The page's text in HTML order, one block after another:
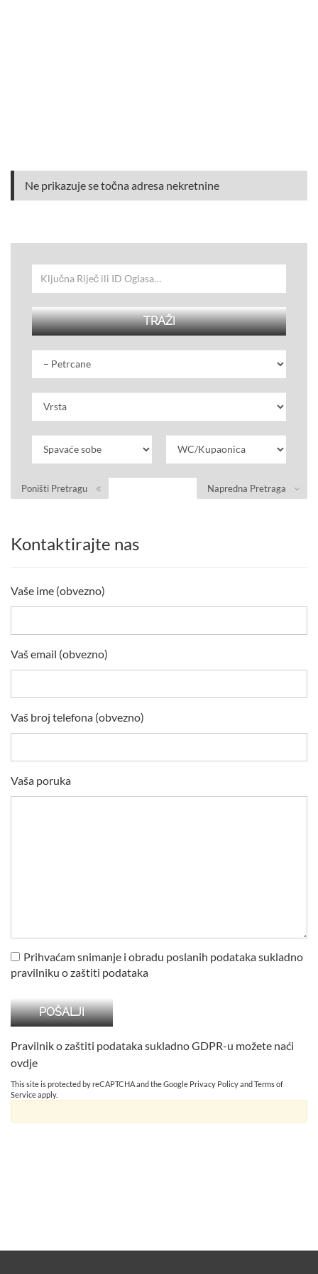
Ne prikazuje se točna adresa nekretnine
Napredna Pretraga
Poništi Pretragu
Kontaktirajte nas
Vaše ime (obvezno)
Vaš email (obvezno)
Vaš broj telefona (obvezno)
Vaša poruka
Prihvaćam snimanje i obradu poslanih podataka sukladno
pravilniku o zaštiti podataka
Pravilnik o zaštiti podataka sukladno GDPR-u možete naći
ovdje
This site is protected by reCAPTCHA and the Google Privacy PolicyandTerms of
Serviceapply.